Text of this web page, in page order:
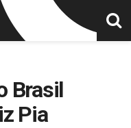
Brasil
Pia